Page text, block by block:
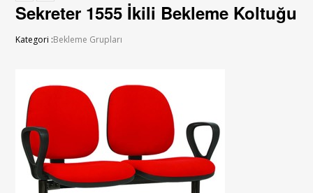
Sekreter 1555 İkili Bekleme Koltuğu
Kategori :Bekleme Grupları